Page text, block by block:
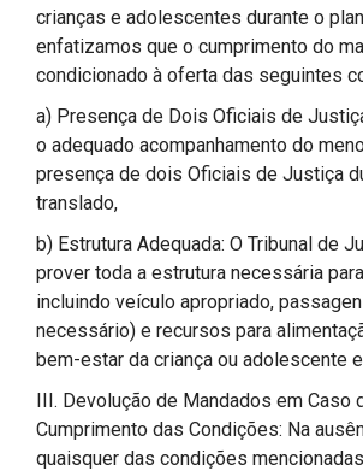
crianças e adolescentes durante o
enfatizamos que o cumprimento do
condicionado à oferta das seguintes
a) Presença de Dois Oficiais de
o adequado acompanhamento do
presença de dois Oficiais de Justiça
translado,
b) Estrutura Adequada: O Tribunal de
prover toda a estrutura necessária
incluindo veículo apropriado,
necessário) e recursos para
bem-estar da criança ou adolescente
III. Devolução de Mandados em Caso
Cumprimento das Condições: Na
quaisquer das condições